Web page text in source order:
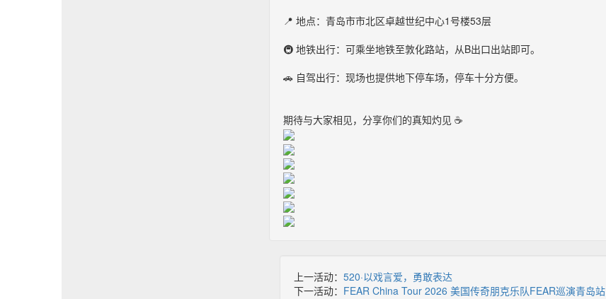
📍 地点：青岛市市北区卓越世纪中心1号楼53层
🚇 地铁出行：可乘坐地铁至敦化路站，从B出口出站即可。
🚗 自驾出行：现场也提供地下停车场，停车十分方便。
期待与大家相见，分享你们的真知灼见 ☕
上一活动： 520·以戏言爱，勇敢表达
下一活动： FEAR China Tour 2026 美国传奇朋克乐队FEAR巡演青岛站